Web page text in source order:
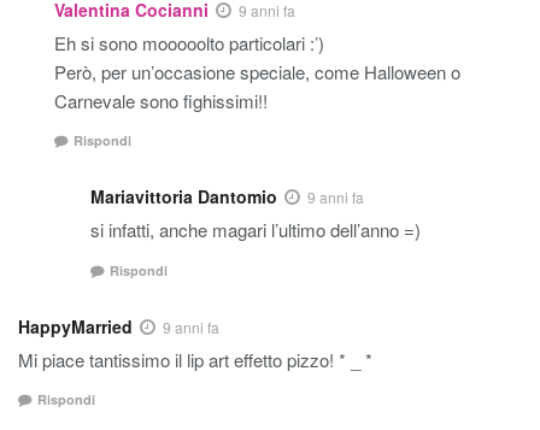
Valentina Cocianni 9 anni fa
Eh si sono mooooolto particolari :’)
Però, per un’occasione speciale, come Halloween o
Carnevale sono fighissimi!!
Rispondi
Mariavittoria Dantomio 9 anni fa
si infatti, anche magari l’ultimo dell’anno =)
Rispondi
HappyMarried 9 anni fa
Mi piace tantissimo il lip art effetto pizzo! * _ *
Rispondi